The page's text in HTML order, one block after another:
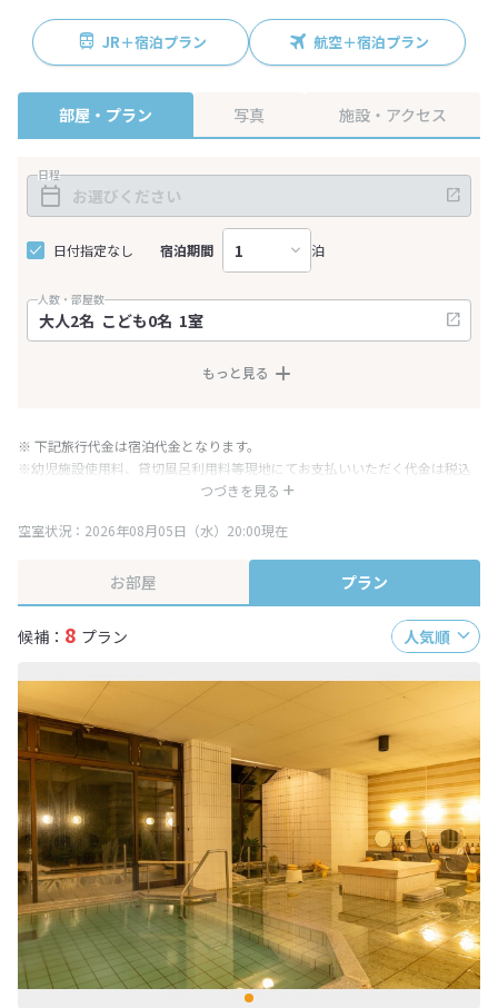
る。
JR＋宿泊プラン 航空＋宿泊プラン
部屋・プラン 写真 施設・アクセス
日程
日付指定なし 宿泊期間 泊
人数・部屋数
もっと見る
つづきを見る
※ 下記旅行代金は宿泊代金となります。
※幼児施設使用料、貸切風呂利用料等現地にてお支払いいただく代金は税込
み表記となりますが、消費税増税に伴い代金が一部変更となる場合がござい
※表示されている旅行代金・プラン内容は一定時間ごとに更新されます。最
空室状況：2026年08月05日（水）20:00現在
お部屋 プラン
候補： 8 プラン 人気順